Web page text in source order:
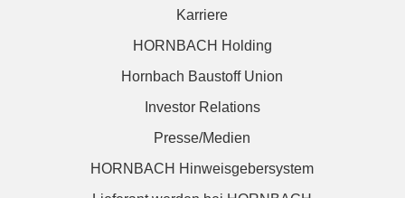
Karriere
HORNBACH Holding
Hornbach Baustoff Union
Investor Relations
Presse/Medien
HORNBACH Hinweisgebersystem